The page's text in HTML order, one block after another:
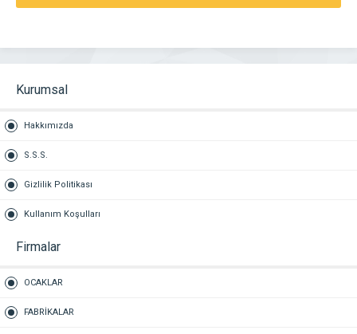
Kurumsal
Hakkımızda
S.S.S.
Gizlilik Politikası
Kullanım Koşulları
Firmalar
OCAKLAR
FABRİKALAR